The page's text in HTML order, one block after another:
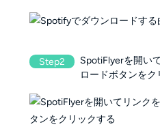
Step2
SpotiFlyerを開い
ロードボタンをク